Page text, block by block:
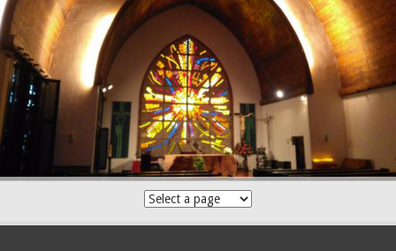
Skip
to
content